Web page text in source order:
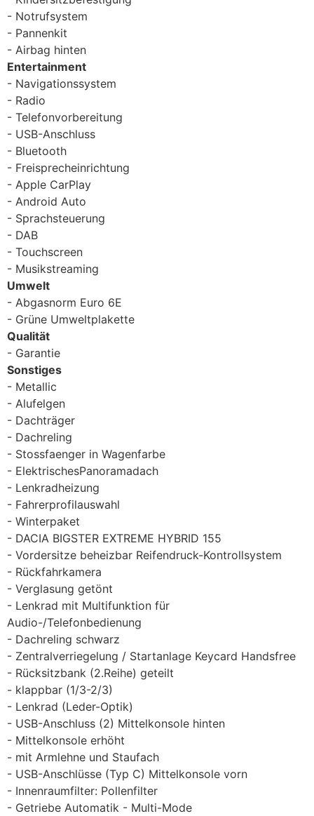
Notrufsystem
Pannenkit
Airbag hinten
Entertainment
Navigationssystem
Radio
Telefonvorbereitung
USB-Anschluss
Bluetooth
Freisprecheinrichtung
Apple CarPlay
Android Auto
Sprachsteuerung
DAB
Touchscreen
Musikstreaming
Umwelt
Abgasnorm Euro 6E
Grüne Umweltplakette
Qualität
Garantie
Sonstiges
Metallic
Alufelgen
Dachträger
Dachreling
Stossfaenger in Wagenfarbe
ElektrischesPanoramadach
Lenkradheizung
Fahrerprofilauswahl
Winterpaket
DACIA BIGSTER EXTREME HYBRID 155
Vordersitze beheizbar Reifendruck-Kontrollsystem
Rückfahrkamera
Verglasung getönt
Lenkrad mit Multifunktion für
Audio-/Telefonbedienung
Dachreling schwarz
Zentralverriegelung / Startanlage Keycard Handsfree
Rücksitzbank (2.Reihe) geteilt
klappbar (1/3-2/3)
Lenkrad (Leder-Optik)
USB-Anschluss (2) Mittelkonsole hinten
Mittelkonsole erhöht
mit Armlehne und Staufach
USB-Anschlüsse (Typ C) Mittelkonsole vorn
Innenraumfilter: Pollenfilter
Getriebe Automatik - Multi-Mode